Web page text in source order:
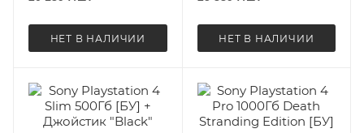
НЕТ В НАЛИЧИИ НЕТ В НАЛИЧИИ